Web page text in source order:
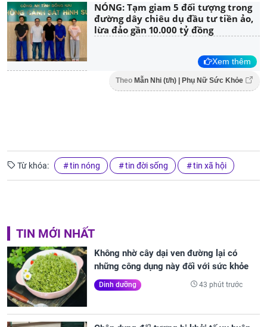
NÓNG: Tạm giam 5 đối tượng trong
đường dây chiêu dụ đầu tư tiền ảo,
lừa đảo gần 10.000 tỷ đồng
Xem thêm
Theo Mẫn Nhi (t/h) | Phụ Nữ Sức Khỏe
Từ khóa: tin nóng tin đời sống tin xã hội
TIN MỚI NHẤT
Không nhờ cây dại ven đường lại có
những công dụng này đối với sức khỏe
Dinh dưỡng 43 phút trước